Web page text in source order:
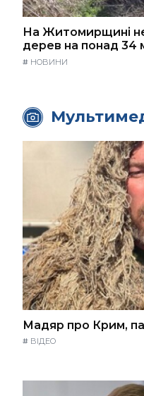
На Житомирщині
дерев на понад 34
# НОВИНИ
Мадяр про Крим,
# ВІДЕО